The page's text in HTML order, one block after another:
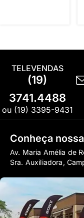
TELEVENDAS
(19)
3741.4488
ou (19) 3395-9431
Conheça
Av. Maria Amélia de
Sra. Auxiliadora,